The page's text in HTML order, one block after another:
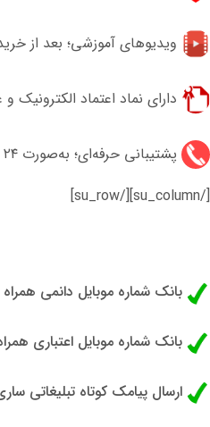
ویدیو‌های آموزشی؛ بعد از
دارای نماد اعتماد
پشتیبانی حرفه‌ای؛ به‌صورت ۲۴ ساعته توسط کارشناسان حرفه‌ای
[/su_column][/su_row]
بانک شماره موبایل دانمی
بانک شماره موبایل اعتباری
ارسال پیامک کوتاه تبلیغاتی